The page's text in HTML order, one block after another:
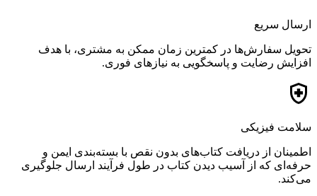
ارسال سریع
تحویل سفارش‌ها در کمترین زمان ممکن به مشتری، با هدف
افزایش رضایت و پاسخگویی به نیازهای فوری.
سلامت فیزیکی
اطمینان از دریافت کتاب‌های بدون نقص با بسته‌بندی ایمن و
حرفه‌ای که از آسیب دیدن کتاب در طول فرآیند ارسال جلوگیری
می‌کند.